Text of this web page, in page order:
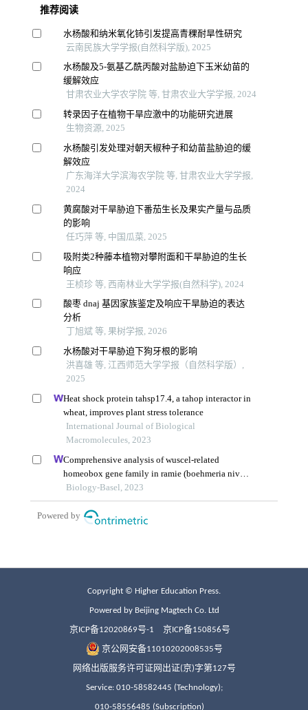
Copyright © Higher Education Press.
Powered by Beijing Magtech Co. Ltd
京ICP备12020869号-1 京ICP备150856号
京公网安备11010202008535号
网络出版服务许可证网出证(京)字第127号
Service: 010-58582445 (Technology);
010-58556485 (Subscription)